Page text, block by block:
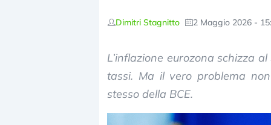
Dimitri Stagnitto 2 Maggio 2026 -
L’inflazione eurozona schizza
tassi. Ma il vero problema
stesso della BCE.